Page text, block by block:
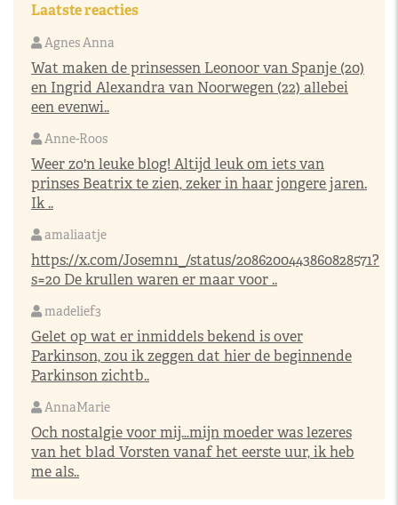
Laatste reacties
Agnes Anna
Wat maken de prinsessen Leonoor van Spanje (20)
en Ingrid Alexandra van Noorwegen (22) allebei
een evenwi..
Anne-Roos
Weer zo'n leuke blog! Altijd leuk om iets van
prinses Beatrix te zien, zeker in haar jongere jaren.
Ik ..
amaliaatje
https://x.com/Josemn1_/status/2086200443860828571?
s=20 De krullen waren er maar voor ..
madelief3
Gelet op wat er inmiddels bekend is over
Parkinson, zou ik zeggen dat hier de beginnende
Parkinson zichtb..
AnnaMarie
Och nostalgie voor mij…mijn moeder was lezeres
van het blad Vorsten vanaf het eerste uur, ik heb
me als..